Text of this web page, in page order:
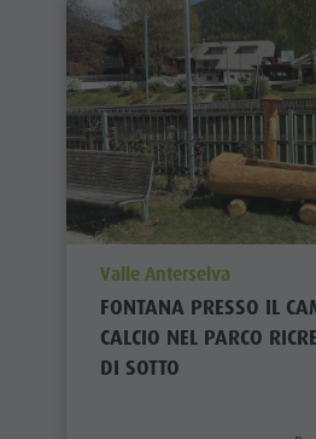
aria.poi_location_prefix
Valle Anterselva
FONTANA PRESSO IL
CALCIO NEL PARCO
DI SOTTO